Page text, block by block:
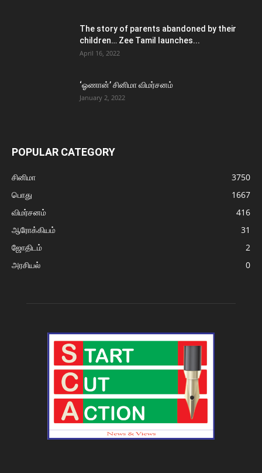
The story of parents abandoned by their
children… Zee Tamil launches...
April 16, 2022
‘ஓணான்’ சினிமா விமர்சனம்
January 2, 2022
POPULAR CATEGORY
சினிமா
3750
பொது
1667
விமர்சனம்
416
ஆரோக்கியம்
31
ஜோதிடம்
2
அரசியல்
0